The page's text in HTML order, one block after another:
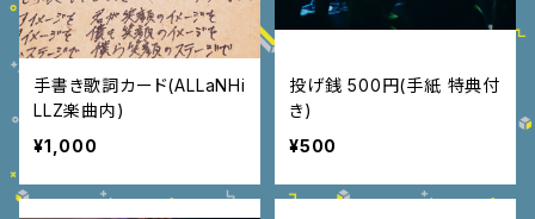
手書き歌詞カード(ALLaNHi
LLZ楽曲内)
¥1,000
投げ銭 500円(手紙 特典付
き)
¥500